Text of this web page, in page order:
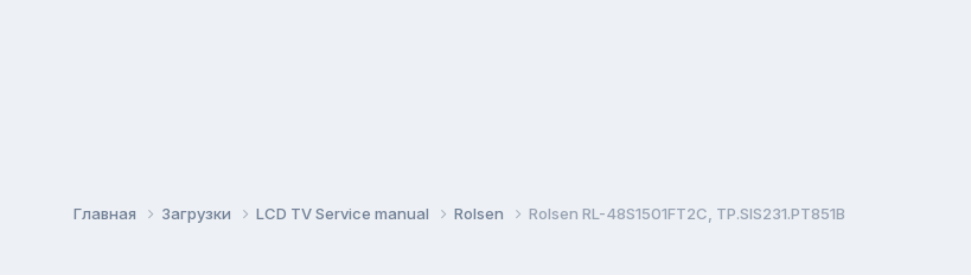
Главная Загрузки LCD TV Service manual Rolsen Rolsen RL-48S1501FT2C, TP.SIS231.PT851B